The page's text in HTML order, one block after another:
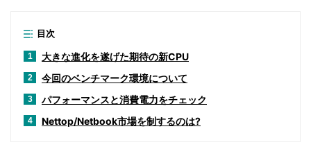
目次
1 大きな進化を遂げた期待の新CPU
2 今回のベンチマーク環境について
3 パフォーマンスと消費電力をチェック
4 Nettop/Netbook市場を制するのは?